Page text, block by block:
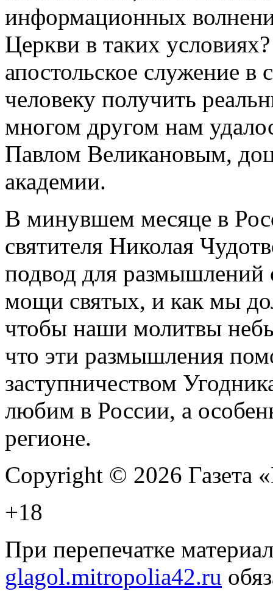
информационных
Церкви в таких
апостольское служение
человеку получить
многом другом нам
Павлом Великановым,
академии.
В минувшем месяце в
святителя Николая
подвод для размышлений
мощи святых, и как мы
чтобы наши молитвы
что эти размышления
заступничеством
любим в России, а
регионе.
Copyright © 2026 Газета
+18
При перепечатке
glagol.mitropolia42.ru